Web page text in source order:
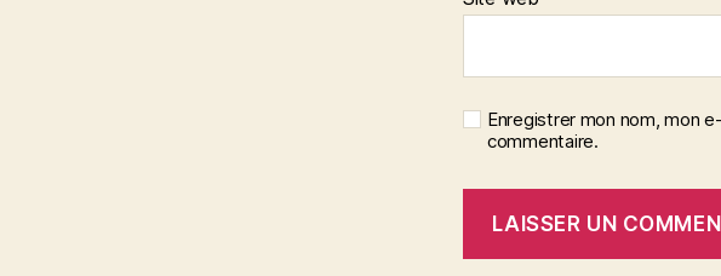
Enregistrer mon nom, mon
commentaire.